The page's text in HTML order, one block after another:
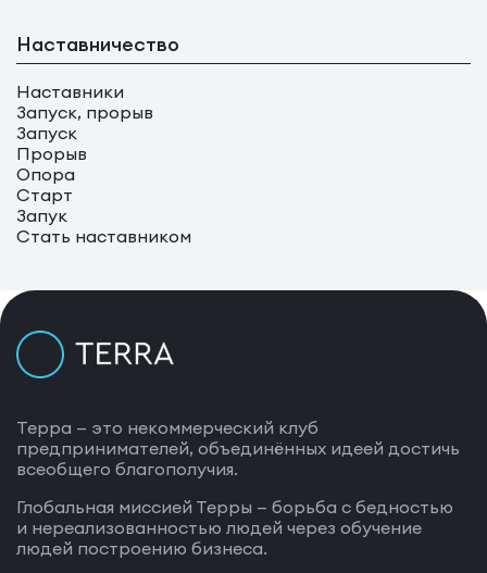
Наставничество
Наставники
Запуск, прорыв
Запуск
Прорыв
Опора
Старт
Запук
Стать наставником
Терра — это некоммерческий клуб
предпринимателей, объединённых идеей достичь
всеобщего благополучия.
Глобальная миссией Терры — борьба с бедностью
и нереализованностью людей через обучение
людей построению бизнеса.